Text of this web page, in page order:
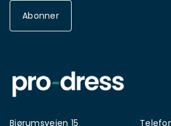
Abonner
Bjørumsveien 15